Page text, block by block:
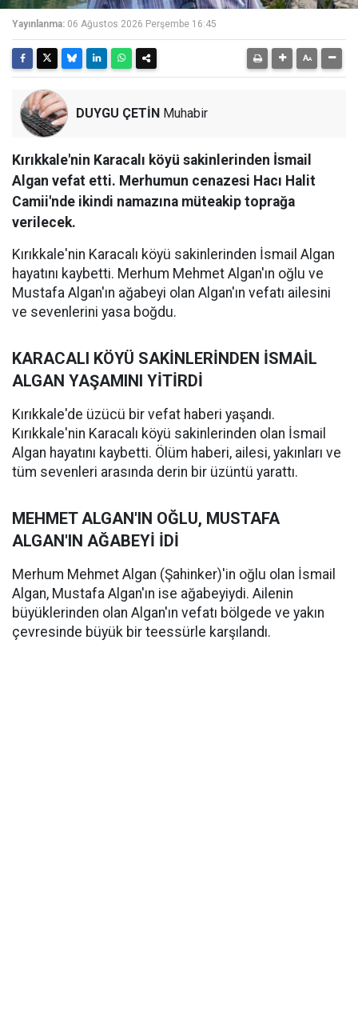
Yayınlanma: 06 Ağustos 2026 Perşembe 16:45
DUYGU ÇETİN Muhabir
Kırıkkale'nin Karacalı köyü sakinlerinden İsmail
Algan vefat etti. Merhumun cenazesi Hacı Halit
Camii'nde ikindi namazına müteakip toprağa
verilecek.
Kırıkkale'nin Karacalı köyü sakinlerinden İsmail Algan
hayatını kaybetti. Merhum Mehmet Algan'ın oğlu ve
Mustafa Algan'ın ağabeyi olan Algan'ın vefatı ailesini
ve sevenlerini yasa boğdu.
KARACALI KÖYÜ SAKİNLERİNDEN İSMAİL
ALGAN YAŞAMINI YİTİRDİ
Kırıkkale'de üzücü bir vefat haberi yaşandı.
Kırıkkale'nin Karacalı köyü sakinlerinden olan İsmail
Algan hayatını kaybetti. Ölüm haberi, ailesi, yakınları ve
tüm sevenleri arasında derin bir üzüntü yarattı.
MEHMET ALGAN'IN OĞLU, MUSTAFA
ALGAN'IN AĞABEYİ İDİ
Merhum Mehmet Algan (Şahinker)'in oğlu olan İsmail
Algan, Mustafa Algan'ın ise ağabeyiydi. Ailenin
büyüklerinden olan Algan'ın vefatı bölgede ve yakın
çevresinde büyük bir teessürle karşılandı.